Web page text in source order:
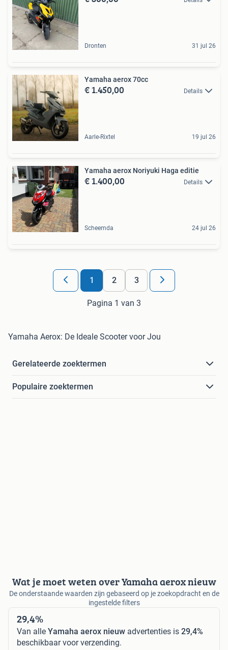
Dronten 31 jul 26
Yamaha aerox 70cc
€ 1.450,00 Details
Aarle-Rixtel 19 jul 26
Yamaha aerox Noriyuki Haga editie
€ 1.400,00 Details
Scheemda 24 jul 26
1 2 3
Pagina 1 van 3
Yamaha Aerox: De Ideale Scooter voor Jou
Gerelateerde zoektermen
Populaire zoektermen
Wat je moet weten over Yamaha aerox nieuw
De onderstaande waarden zijn gebaseerd op je zoekopdracht en de
ingestelde filters
29,4%
Van alle Yamaha aerox nieuw advertenties is 29,4%
beschikbaar voor verzending.